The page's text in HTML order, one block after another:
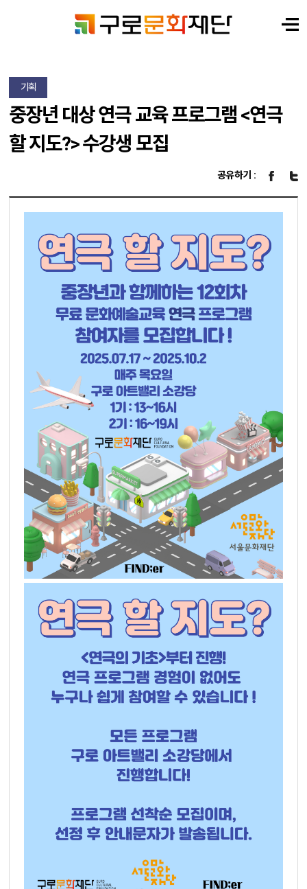
기획
중장년 대상 연극 교육 프로그램 <연극
할 지도?> 수강생 모집
공유하기 :